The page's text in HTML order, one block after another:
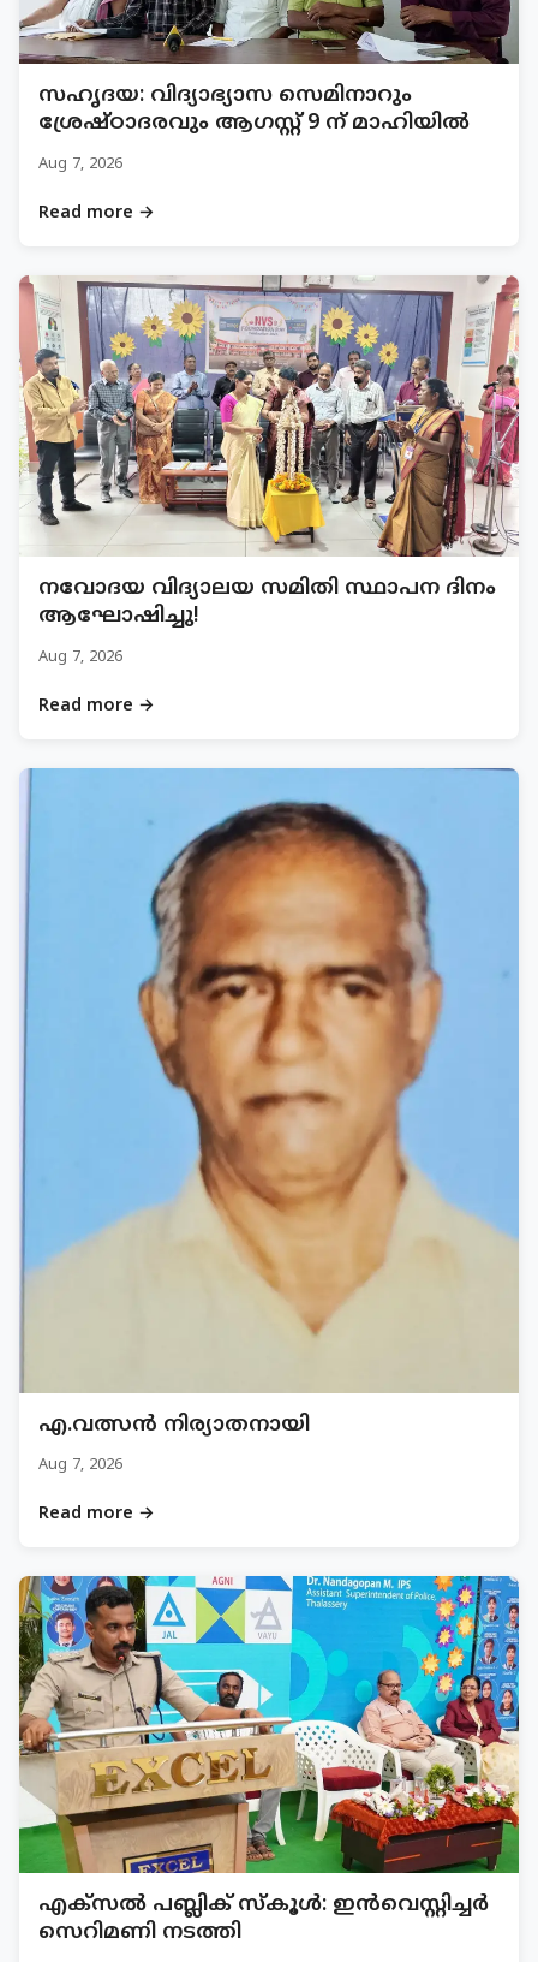
സഹൃദയ: വിദ്യാഭ്യാസ സെമിനാറും
ശ്രേഷ്ഠാദരവും ആഗസ്റ്റ് 9 ന് മാഹിയിൽ
Aug 7, 2026
Read more →
നവോദയ വിദ്യാലയ സമിതി സ്ഥാപന ദിനം
ആഘോഷിച്ചു!
Aug 7, 2026
Read more →
എ.വത്സൻ നിര്യാതനായി
Aug 7, 2026
Read more →
എക്സൽ പബ്ലിക് സ്കൂൾ: ഇൻവെസ്റ്റിച്ചർ
സെറിമണി നടത്തി